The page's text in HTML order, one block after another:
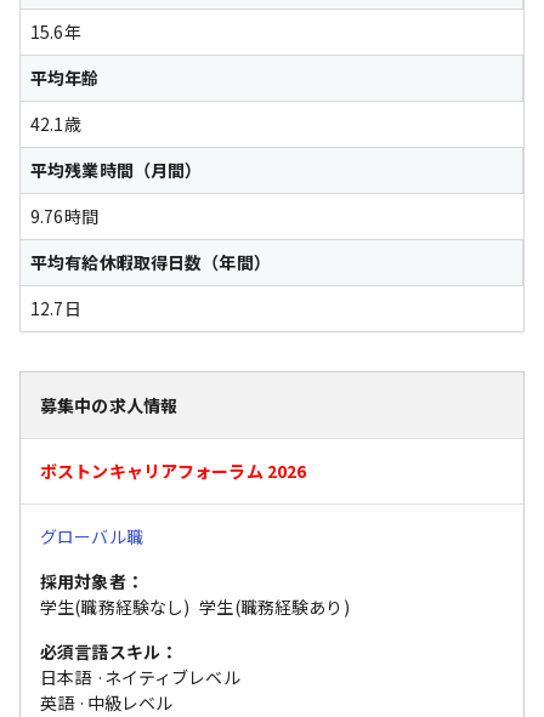
15.6年
平均年齢
42.1歳
平均残業時間（月間）
9.76時間
平均有給休暇取得日数（年間）
12.7日
募集中の求人情報
ボストンキャリアフォーラム 2026
グローバル職
採用対象者：
学生(職務経験なし) 学生(職務経験あり)
必須言語スキル：
日本語· ネイティブレベル
英語· 中級レベル